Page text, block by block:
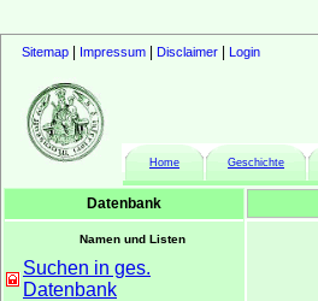
Sitemap Impressum Disclaimer Login
Home Geschichte
Datenbank
Namen und Listen
Suchen in ges.
Datenbank